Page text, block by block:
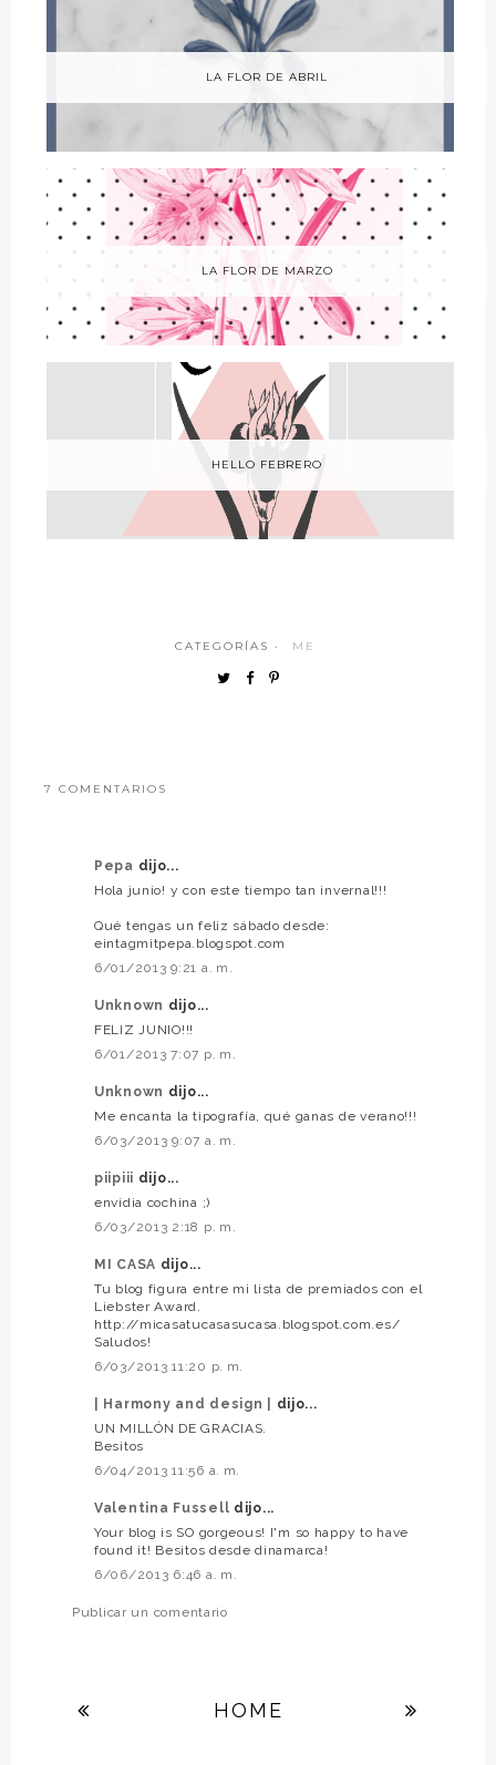
LA FLOR DE ABRIL
LA FLOR DE MARZO
HELLO FEBRERO
CATEGORÍAS · ME
7 COMENTARIOS
Pepa dijo...
Hola junio! y con este tiempo tan invernal!!!
Qué tengas un feliz sábado desde:
eintagmitpepa.blogspot.com
6/01/2013 9:21 a. m.
Unknown dijo...
FELIZ JUNIO!!!
6/01/2013 7:07 p. m.
Unknown dijo...
Me encanta la tipografía, qué ganas de verano!!!
6/03/2013 9:07 a. m.
piipiii dijo...
envidia cochina ;)
6/03/2013 2:18 p. m.
MI CASA dijo...
Tu blog figura entre mi lista de premiados con el
Liebster Award.
http://micasatucasasucasa.blogspot.com.es/
Saludos!
6/03/2013 11:20 p. m.
| Harmony and design |
dijo...
UN MILLÓN DE GRACIAS.
Besitos
6/04/2013 11:56 a. m.
Valentina Fussell dijo...
Your blog is SO gorgeous! I'm so happy to have
found it! Besitos desde dinamarca!
6/06/2013 6:46 a. m.
Publicar un comentario
HOME